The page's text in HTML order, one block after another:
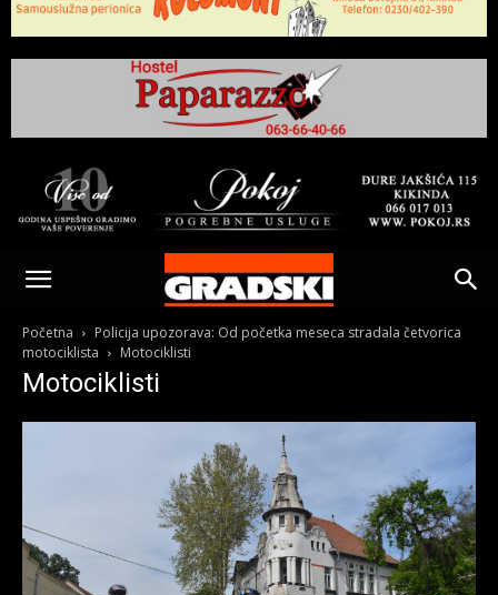
Gradski
Online
Kikinda
Početna
Policija upozorava: Od početka meseca stradala četvorica
motociklista
Motociklisti
Motociklisti